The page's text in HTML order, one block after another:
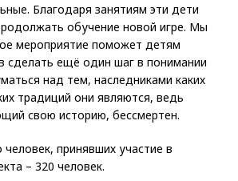
Благодаря занятиям эти дети
обучение новой игре. Мы
мероприятие поможет детям
сделать ещё один шаг в понимании
над тем, наследниками каких
традиций они являются, ведь
свою историю, бессмертен.
принявших участие в
– 320 человек.